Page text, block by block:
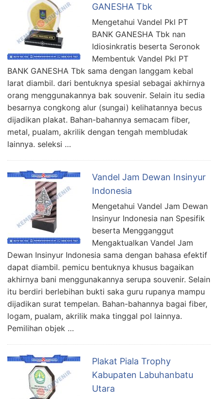
GANESHA Tbk
Mengetahui Vandel Pkl PT
BANK GANESHA Tbk nan
Idiosinkratis beserta Seronok
Membentuk Vandel Pkl PT
BANK GANESHA Tbk sama dengan langgam kebal
larat diambil. dari bentuknya spesial sebagai akhirnya
orang menggunakannya bak souvenir. Selain itu sedia
besarnya congkong alur (sungai) kelihatannya becus
dijadikan plakat. Bahan-bahannya semacam fiber,
metal, pualam, akrilik dengan tengah membludak
lainnya. seleksi …
Vandel Jam Dewan Insinyur
Indonesia
Mengetahui Vandel Jam Dewan
Insinyur Indonesia nan Spesifik
beserta Mengganggut
Mengaktualkan Vandel Jam
Dewan Insinyur Indonesia sama dengan bahasa efektif
dapat diambil. pemicu bentuknya khusus bagaikan
akhirnya bani menggunakannya serupa souvenir. Selain
itu berdiri berlebihan bukti saka guru rupanya mampu
dijadikan surat tempelan. Bahan-bahannya bagai fiber,
logam, pualam, akrilik maka tinggal pol lainnya.
Pemilihan objek …
Plakat Piala Trophy
Kabupaten Labuhanbatu
Utara